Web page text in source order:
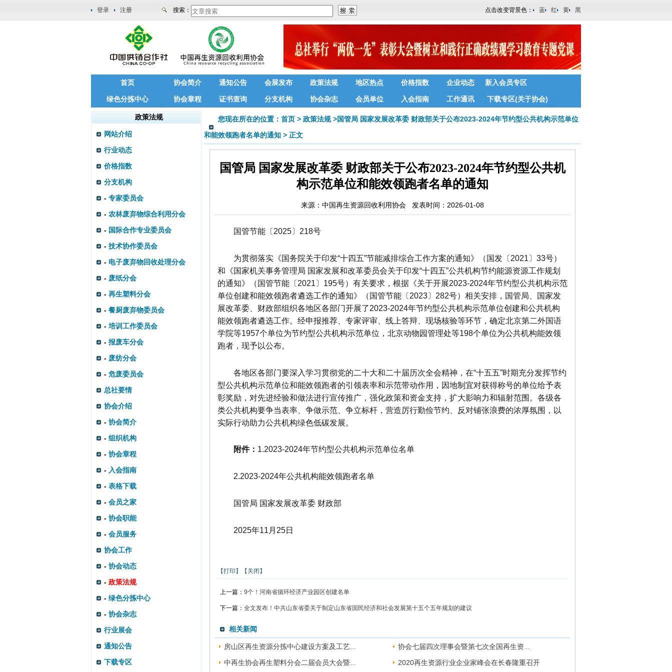
登录 注册 搜索： 点击改变背景色： 蓝 红 黄 黑
首页 协会简介 通知公告 会展发布 政策法规 地区热点 价格指数 企业动态 新入会员专区
绿色分拣中心 协会章程 证书查询 分支机构 协会杂志 会员单位 入会指南 工作通讯 下载专区(关于协会)
政策法规
网站介绍
行业动态
价格指数
分支机构
- 专家委员会
- 农林废弃物综合利用分会
- 国际合作专业委员会
- 技术协作委员会
- 电子废弃物回收处理分会
- 废纸分会
- 再生塑料分会
- 餐厨废弃物委员会
-培训工作委员会
- 报废车分会
- 废纺分会
- 危废委员会
总社要情
协会介绍
- 协会简介
- 组织机构
- 协会章程
- 入会指南
- 表格下载
- 会员之家
- 协会职能
- 会员服务
协会工作
- 协会动态
- 政策法规
- 绿色分拣中心
- 协会杂志
行业展会
通知公告
下载专区
您现在所在的位置： 首页 > 政策法规 >国管局 国家发展改革委 财政部关于公布2023-2024年节约型公共机构示范单位
和能效领跑者名单的通知 > 正文
国管局 国家发展改革委 财政部关于公布2023-2024年节约型公共机
构示范单位和能效领跑者名单的通知
来源： 中国再生资源回收利用协会 发表时间：2026-01-08
国管节能〔2025〕218号
为贯彻落实《国务院关于印发“十四五”节能减排综合工作方案的通知》（国发〔2021〕33号）
和《国家机关事务管理局 国家发展和改革委员会关于印发“十四五”公共机构节约能源资源工作规划
的通知》（国管节能〔2021〕195号）有关要求，根据《关于开展2023-2024年节约型公共机构示范
单位创建和能效领跑者遴选工作的通知》（国管节能〔2023〕282号）相关安排，国管局、国家发
展改革委、财政部组织各地区各部门开展了2023-2024年节约型公共机构示范单位创建和公共机构
能效领跑者遴选工作。经申报推荐、专家评审、线上答辩、现场核验等环节，确定北京第二外国语
学院等1957个单位为节约型公共机构示范单位，北京动物园管理处等198个单位为公共机构能效领
跑者，现予以公布。
各地区各部门要深入学习贯彻党的二十大和二十届历次全会精神，在“十五五”时期充分发挥节约
型公共机构示范单位和能效领跑者的引领表率和示范带动作用，因地制宜对获得称号的单位给予表
彰奖励，对先进经验和做法进行宣传推广，强化政策和资金支持，扩大影响力和辐射范围。各级各
类公共机构要争当表率、争做示范、争立标杆，营造厉行勤俭节约、反对铺张浪费的浓厚氛围，以
实际行动助力公共机构绿色低碳发展。
附件： 1.2023-2024年节约型公共机构示范单位名单
2.2023-2024年公共机构能效领跑者名单
国管局 国家发展改革委 财政部
2025年11月25日
【打印】 【关闭】
上一篇： 9个！河南省循环经济产业园区创建名单
下一篇： 全文发布！中共山东省委关于制定山东省国民经济和社会发展第十五个五年规划的建议
相关新闻
房山区再生资源分拣中心建设方案及工艺...
协会七届四次理事会暨第七次全国再生资...
中再生协会再生塑料分会二届会员大会暨...
2020再生资源行业企业家峰会在长春隆重召开